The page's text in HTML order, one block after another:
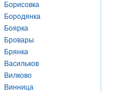
Борисовка
Бородянка
Боярка
Бровары
Брянка
Васильков
Вилково
Винница